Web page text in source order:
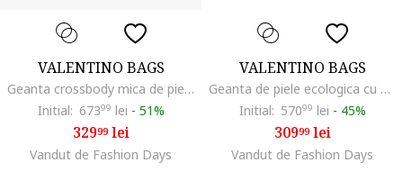
VALENTINO BAGS
Geanta crossbody mica de piele ecologica Zero, Bej
Initial: 67399 lei - 51%
32999lei
Vandut de Fashion Days
VALENTINO BAGS
Geanta de piele ecologica cu bareta de umar si logo, Alb fildes
Initial: 57099 lei - 45%
30999lei
Vandut de Fashion Days